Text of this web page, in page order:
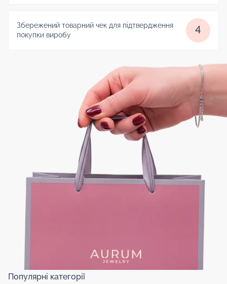
Збережений товарний чек для підтвердження
покупки виробу
4
Популярні категорії